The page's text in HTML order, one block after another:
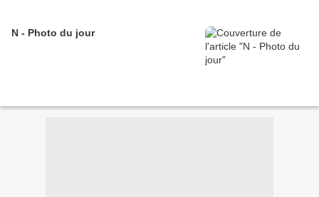
N - Photo du jour